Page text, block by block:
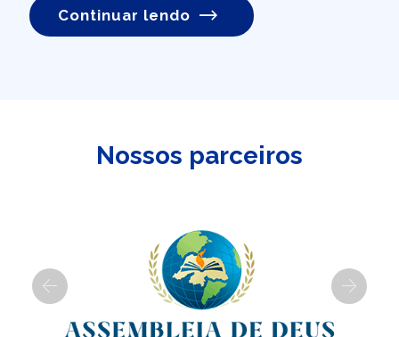
Continuar lendo
Nossos parceiros
Previous Next